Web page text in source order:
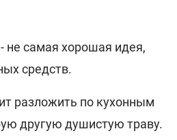
не самая хорошая идея,
средств.
разложить по кухонным
другую душистую траву.